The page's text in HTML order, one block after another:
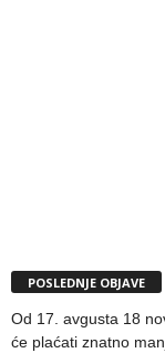
POSLEDNJE OBJAVE
Od 17. avgusta 18
će plaćati znatno